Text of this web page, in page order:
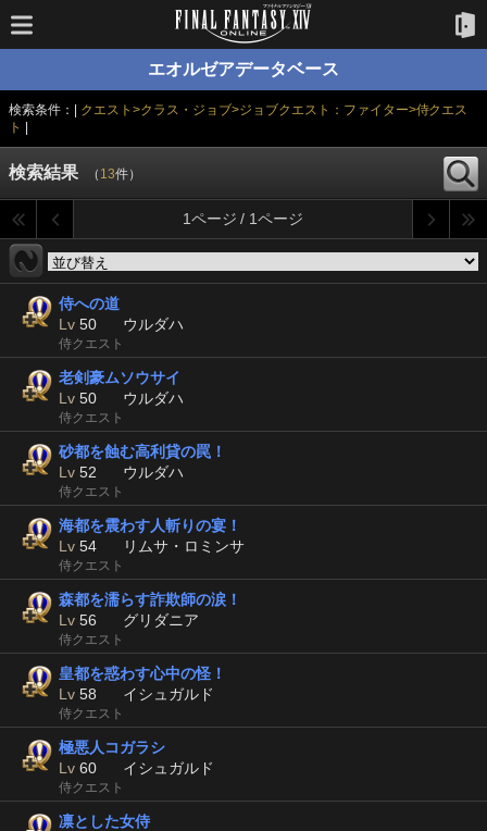
エオルゼアデータベース
検索条件：| クエスト>クラス・ジョブ>ジョブクエスト：ファイター>侍クエス
ト
検索結果 （ 13件）
1ページ / 1ページ
侍への道
Lv 50 ウルダハ
侍クエスト
老剣豪ムソウサイ
Lv 50 ウルダハ
侍クエスト
砂都を蝕む高利貸の罠！
Lv 52 ウルダハ
侍クエスト
海都を震わす人斬りの宴！
Lv 54 リムサ・ロミンサ
侍クエスト
森都を濡らす詐欺師の涙！
Lv 56 グリダニア
侍クエスト
皇都を惑わす心中の怪！
Lv 58 イシュガルド
侍クエスト
極悪人コガラシ
Lv 60 イシュガルド
侍クエスト
凛とした女侍